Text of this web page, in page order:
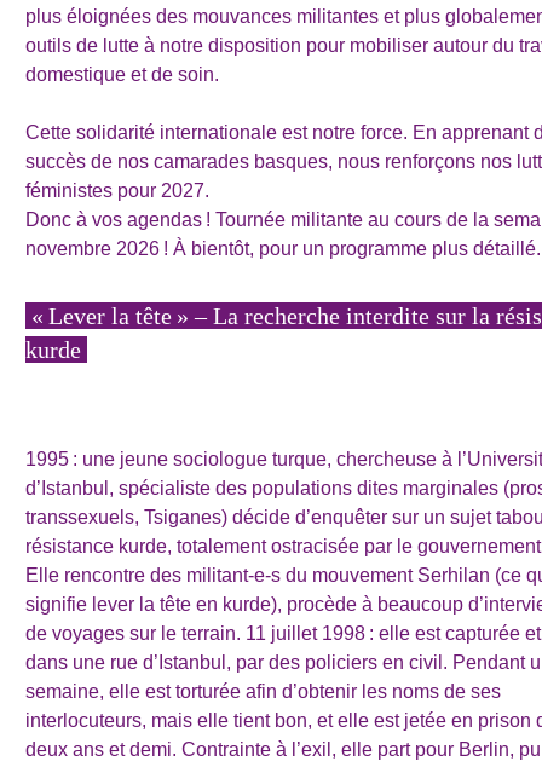
plus éloignées des mouvances militantes et plus
outils de lutte à notre disposition pour mobiliser autour du
domestique et de soin.
Cette solidarité internationale est notre force. En apprenant
succès de nos camarades basques, nous renforçons nos
féministes pour 2027.
Donc à vos agendas ! Tournée militante au cours de la
novembre 2026 ! À bientôt, pour un programme plus détaillé.
« Lever la tête » – La recherche interdite sur la
kurde
1995 : une jeune sociologue turque, chercheuse à
d’Istanbul, spécialiste des populations dites marginales
transsexuels, Tsiganes) décide d’enquêter sur un sujet
résistance kurde, totalement ostracisée par le
Elle rencontre des militant-e-s du mouvement Serhilan (ce
signifie lever la tête en kurde), procède à beaucoup
de voyages sur le terrain. 11 juillet 1998 : elle est capturée
dans une rue d’Istanbul, par des policiers en civil. Pendant
semaine, elle est torturée afin d’obtenir les noms de ses
interlocuteurs, mais elle tient bon, et elle est jetée en prison
deux ans et demi. Contrainte à l’exil, elle part pour Berlin,